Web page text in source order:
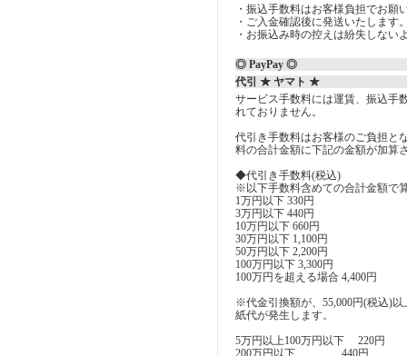
・振込手数料はお客様負担でお願
・ご入金確認後に発送いたします
・お振込み時の控えは紛失しない
◎ PayPay ◎
代引 ★ ヤマト ★
サービス手数料には運賃、振込手
れておりません。
代引き手数料はお客様のご負担と
料の合計金額に下記の金額が加算
◆代引き手数料(税込)
※以下手数料含めての合計金額で
1万円以下 330円
3万円以下 440円
10万円以下 660円
30万円以下 1,100円
50万円以下 2,200円
100万円以下 3,300円
100万円を超える場合 4,400円
※代金引換額が、55,000円(税込)
紙代が発生します。
5万円以上100万円以下 220円
200万円以下 440円